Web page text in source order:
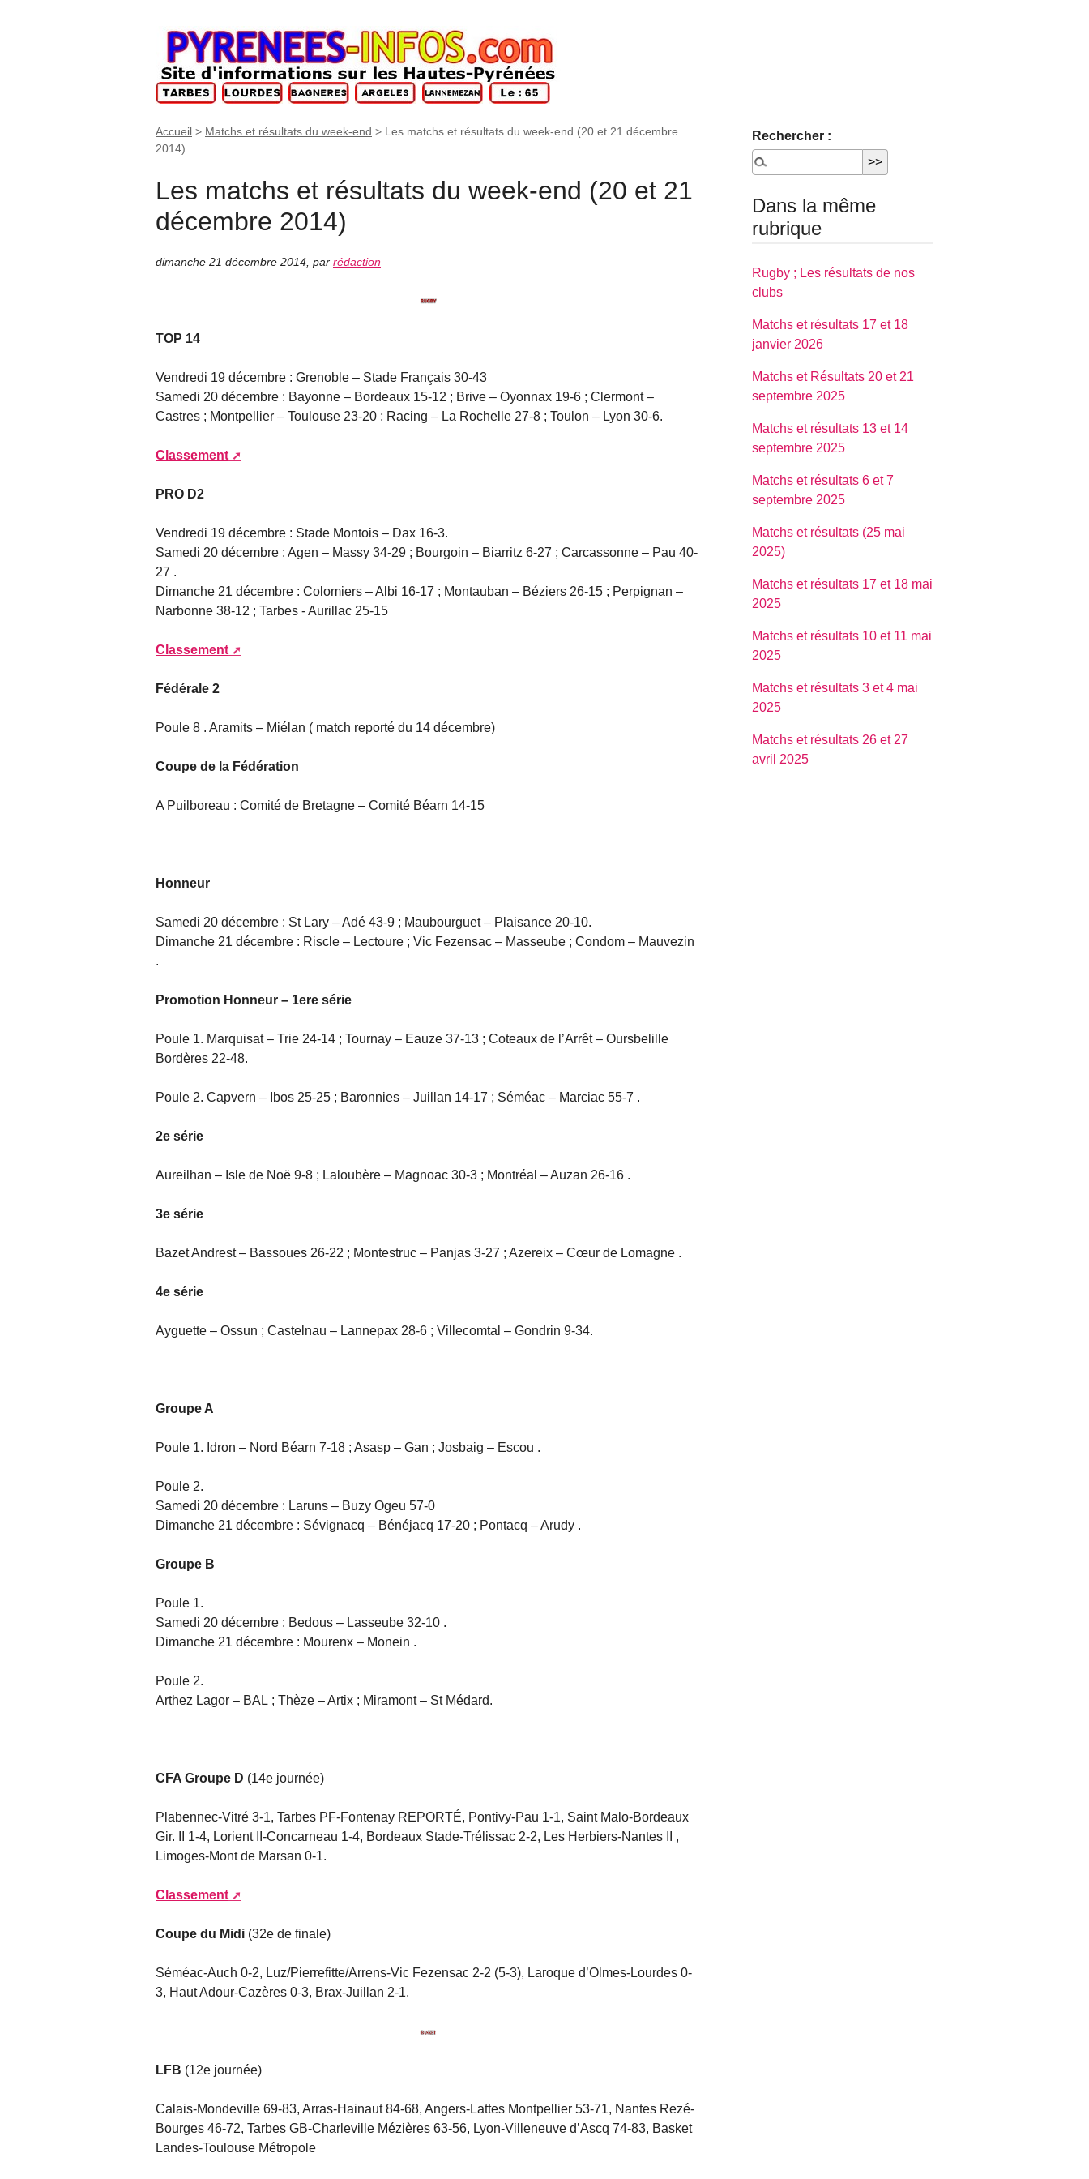
Accueil > Matchs et résultats du week-end > Les matchs et résultats du week-end (20 et 21 décembre
2014)
Les matchs et résultats du week-end (20 et 21
décembre 2014)
dimanche 21 décembre 2014 par rédaction
TOP 14
Vendredi 19 décembre : Grenoble – Stade Français 30-43
Samedi 20 décembre : Bayonne – Bordeaux 15-12 ; Brive – Oyonnax 19-6 ; Clermont –
Castres ; Montpellier – Toulouse 23-20 ; Racing – La Rochelle 27-8 ; Toulon – Lyon 30-6.
Classement
PRO D2
Vendredi 19 décembre : Stade Montois – Dax 16-3.
Samedi 20 décembre : Agen – Massy 34-29 ; Bourgoin – Biarritz 6-27 ; Carcassonne – Pau 40-
27 .
Dimanche 21 décembre : Colomiers – Albi 16-17 ; Montauban – Béziers 26-15 ; Perpignan –
Narbonne 38-12 ; Tarbes - Aurillac 25-15
Classement
Fédérale 2
Poule 8 . Aramits – Miélan ( match reporté du 14 décembre)
Coupe de la Fédération
A Puilboreau : Comité de Bretagne – Comité Béarn 14-15
Honneur
Samedi 20 décembre : St Lary – Adé 43-9 ; Maubourguet – Plaisance 20-10.
Dimanche 21 décembre : Riscle – Lectoure ; Vic Fezensac – Masseube ; Condom – Mauvezin
.
Promotion Honneur – 1ere série
Poule 1. Marquisat – Trie 24-14 ; Tournay – Eauze 37-13 ; Coteaux de l’Arrêt – Oursbelille
Bordères 22-48.
Poule 2. Capvern – Ibos 25-25 ; Baronnies – Juillan 14-17 ; Séméac – Marciac 55-7 .
2e série
Aureilhan – Isle de Noë 9-8 ; Laloubère – Magnoac 30-3 ; Montréal – Auzan 26-16 .
3e série
Bazet Andrest – Bassoues 26-22 ; Montestruc – Panjas 3-27 ; Azereix – Cœur de Lomagne .
4e série
Ayguette – Ossun ; Castelnau – Lannepax 28-6 ; Villecomtal – Gondrin 9-34.
Groupe A
Poule 1. Idron – Nord Béarn 7-18 ; Asasp – Gan ; Josbaig – Escou .
Poule 2.
Samedi 20 décembre : Laruns – Buzy Ogeu 57-0
Dimanche 21 décembre : Sévignacq – Bénéjacq 17-20 ; Pontacq – Arudy .
Groupe B
Poule 1.
Samedi 20 décembre : Bedous – Lasseube 32-10 .
Dimanche 21 décembre : Mourenx – Monein .
Poule 2.
Arthez Lagor – BAL ; Thèze – Artix ; Miramont – St Médard.
CFA Groupe D (14e journée)
Plabennec-Vitré 3-1, Tarbes PF-Fontenay REPORTÉ, Pontivy-Pau 1-1, Saint Malo-Bordeaux
Gir. II 1-4, Lorient II-Concarneau 1-4, Bordeaux Stade-Trélissac 2-2, Les Herbiers-Nantes II ,
Limoges-Mont de Marsan 0-1.
Classement
Coupe du Midi (32e de finale)
Séméac-Auch 0-2, Luz/Pierrefitte/Arrens-Vic Fezensac 2-2 (5-3), Laroque d’Olmes-Lourdes 0-
3, Haut Adour-Cazères 0-3, Brax-Juillan 2-1.
LFB (12e journée)
Calais-Mondeville 69-83, Arras-Hainaut 84-68, Angers-Lattes Montpellier 53-71, Nantes Rezé-
Bourges 46-72, Tarbes GB-Charleville Mézières 63-56, Lyon-Villeneuve d’Ascq 74-83, Basket
Landes-Toulouse Métropole
Rechercher :
Dans la même
rubrique
Rugby ; Les résultats de nos
clubs
Matchs et résultats 17 et 18
janvier 2026
Matchs et Résultats 20 et 21
septembre 2025
Matchs et résultats 13 et 14
septembre 2025
Matchs et résultats 6 et 7
septembre 2025
Matchs et résultats (25 mai
2025)
Matchs et résultats 17 et 18 mai
2025
Matchs et résultats 10 et 11 mai
2025
Matchs et résultats 3 et 4 mai
2025
Matchs et résultats 26 et 27
avril 2025